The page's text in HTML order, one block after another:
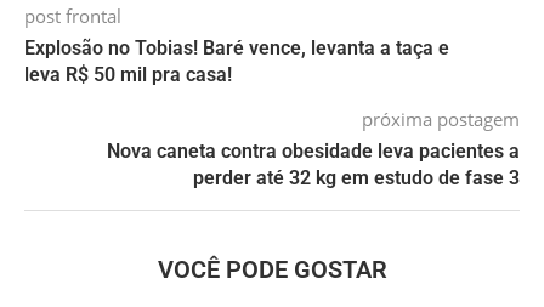
post frontal
Explosão no Tobias! Baré vence, levanta a taça e
leva R$ 50 mil pra casa!
próxima postagem
Nova caneta contra obesidade leva pacientes a
perder até 32 kg em estudo de fase 3
VOCÊ PODE GOSTAR